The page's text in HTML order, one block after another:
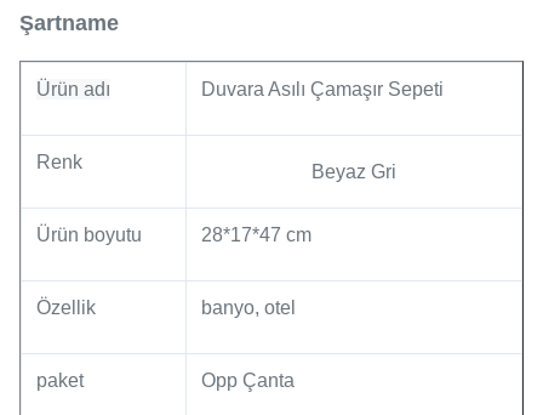
Şartname
Ürün adı Duvara Asılı Çamaşır Sepeti
Renk Beyaz Gri
Ürün boyutu 28*17*47 cm
Özellik banyo, otel
paket Opp Çanta